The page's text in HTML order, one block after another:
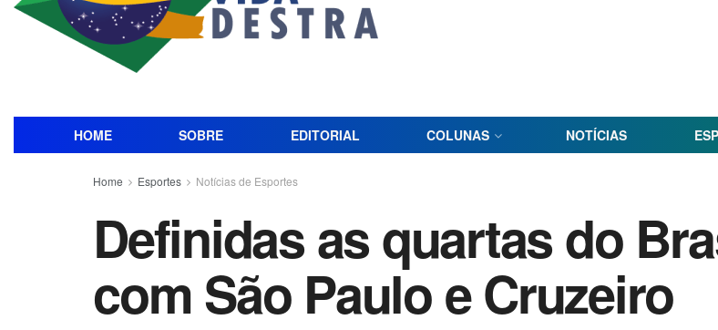
HOME SOBRE EDITORIAL COLUNAS NOTÍCIAS
Home Esportes Notícias de Esportes
Definidas as quartas do
com São Paulo e Cruzeiro